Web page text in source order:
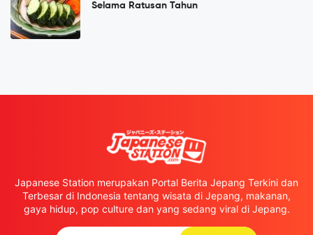
Selama Ratusan Tahun
Japanese Station merupakan Portal Berita Jepang Terkini dan
Terbesar di Indonesia tentang wisata di Jepang, makanan,
gaya hidup, pop culture dan yang sedang viral di Jepang.